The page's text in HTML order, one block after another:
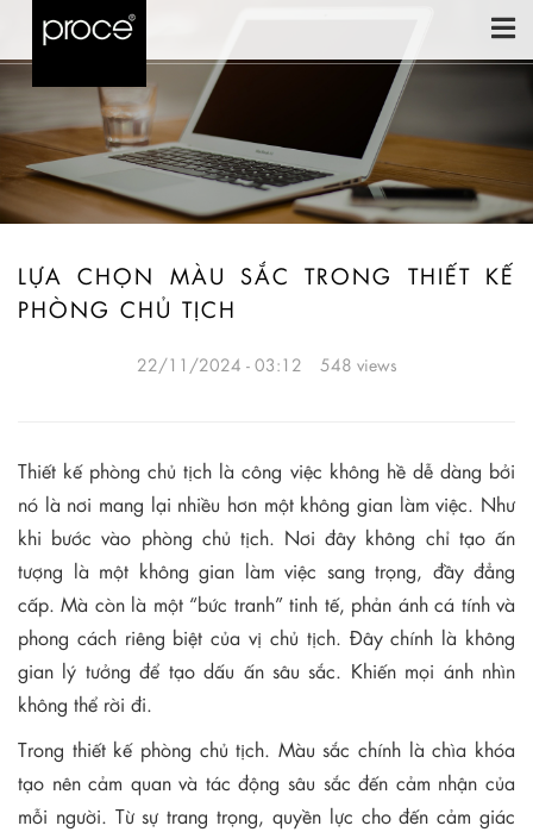
LỰA CHỌN MÀU SẮC TRONG THIẾT KẾ
PHÒNG CHỦ TỊCH
22/11/2024 - 03:12 548 views
Thiết kế phòng chủ tịch là công việc không hề dễ dàng bởi
nó là nơi mang lại nhiều hơn một không gian làm việc. Như
khi bước vào phòng chủ tịch. Nơi đây không chỉ tạo ấn
tượng là một không gian làm việc sang trọng, đầy đẳng
cấp. Mà còn là một “bức tranh” tinh tế, phản ánh cá tính và
phong cách riêng biệt của vị chủ tịch. Đây chính là không
gian lý tưởng để tạo dấu ấn sâu sắc. Khiến mọi ánh nhìn
không thể rời đi.
Trong thiết kế phòng chủ tịch. Màu sắc chính là chìa khóa
tạo nên cảm quan và tác động sâu sắc đến cảm nhận của
mỗi người. Từ sự trang trọng, quyền lực cho đến cảm giác